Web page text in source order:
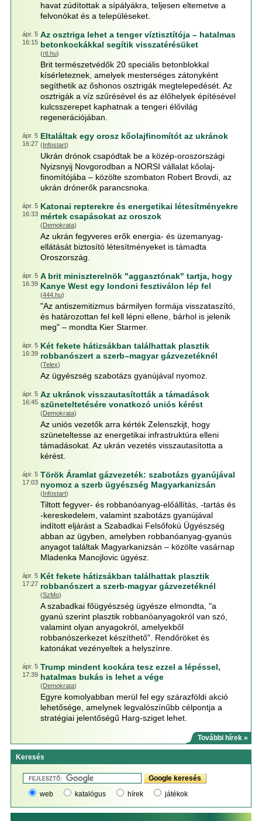
havat zúdítottak a sípályákra, teljesen eltemetve a
felvonókat és a településeket.
ápr. 5
16:15
Az osztriga lehet a tenger víztisztítója – hatalmas
betonkockákkal segítik visszatérésüket
(rtl.hu)
Brit természetvédők 20 speciális betonblokkal
kísérleteznek, amelyek mesterséges zátonyként
segíthetik az őshonos osztrigák megtelepedését. Az
osztrigák a víz szűrésével és az élőhelyek építésével
kulcsszerepet kaphatnak a tengeri élővilág
regenerációjában.
ápr. 5
16:27
Eltaláltak egy orosz kőolajfinomítót az ukránok
(Infostart)
Ukrán drónok csapódtak be a közép-oroszországi
Nyizsnyij Novgorodban a NORSI vállalat kőolaj-
finomítójába – közölte szombaton Robert Brovdi, az
ukrán drónerők parancsnoka.
ápr. 5
16:33
Katonai repterekre és energetikai létesítményekre
mértek csapásokat az oroszok
(Demokrata)
Az ukrán fegyveres erők energia- és üzemanyag-
ellátását biztosító létesítményeket is támadta
Oroszország.
ápr. 5
16:39
A brit miniszterelnök "aggasztónak" tartja, hogy
Kanye West egy londoni fesztiválon lép fel
(444.hu)
"Az antiszemitizmus bármilyen formája visszataszító,
és határozottan fel kell lépni ellene, bárhol is jelenik
meg" – mondta Kier Starmer.
ápr. 5
16:39
Két fekete hátizsákban találhattak plasztik
robbanószert a szerb–magyar gázvezetéknél
(Telex)
Az ügyészség szabotázs gyanújával nyomoz.
ápr. 5
16:45
Az ukránok visszautasították a támadások
szüneteltetésére vonatkozó uniós kérést
(Demokrata)
Az uniós vezetők arra kérték Zelenszkijt, hogy
szüneteltesse az energetikai infrastruktúra elleni
támadásokat. Az ukrán vezetés visszautasította a
kérést.
ápr. 5
17:03
Török Áramlat gázvezeték: szabotázs gyanújával
nyomoz a szerb ügyészség Magyarkanizsán
(Infostart)
Tiltott fegyver- és robbanóanyag-előállítás, -tartás és
-kereskedelem, valamint szabotázs gyanújával
indított eljárást a Szabadkai Felsőfokú Ügyészség
abban az ügyben, amelyben robbanóanyag-gyanús
anyagot találtak Magyarkanizsán – közölte vasárnap
Mladenka Manojlovic ügyész.
ápr. 5
17:27
Két fekete hátizsákban találhattak plasztik
robbanószert a szerb-magyar gázvezetéknél
(SzMo)
A szabadkai főügyészség ügyésze elmondta, "a
gyanú szerint plasztik robbanóanyagokról van szó,
valamint olyan anyagokról, amelyekből
robbanószerkezet készíthető". Rendőröket és
katonákat vezényeltek a helyszínre.
ápr. 5
17:39
Trump mindent kockára tesz ezzel a lépéssel,
hatalmas bukás is lehet a vége
(Demokrata)
Egyre komolyabban merül fel egy szárazföldi akció
lehetősége, amelynek legvalószínűbb célpontja a
stratégiai jelentőségű Harg-sziget lehet.
További hírek »
Keresés
web katalógus hírek játékok